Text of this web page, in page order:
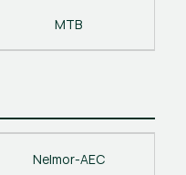
MTB
Nelmor-AEC